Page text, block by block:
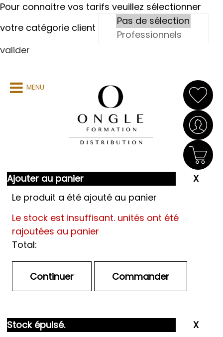
Pour connaitre vos tarifs veuillez sélectionner
votre catégorie client
valider
MENU
Ajouter au panier
Le produit a été ajouté au panier
Le stock est insuffisant. unités ont été
rajoutées au panier
Total:
Stock épuisé.